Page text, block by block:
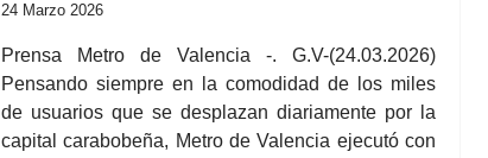
24 Marzo 2026
Prensa Metro de Valencia -. G.V-(24.03.2026)
Pensando siempre en la comodidad de los miles
de usuarios que se desplazan diariamente por la
capital carabobeña, Metro de Valencia ejecutó con